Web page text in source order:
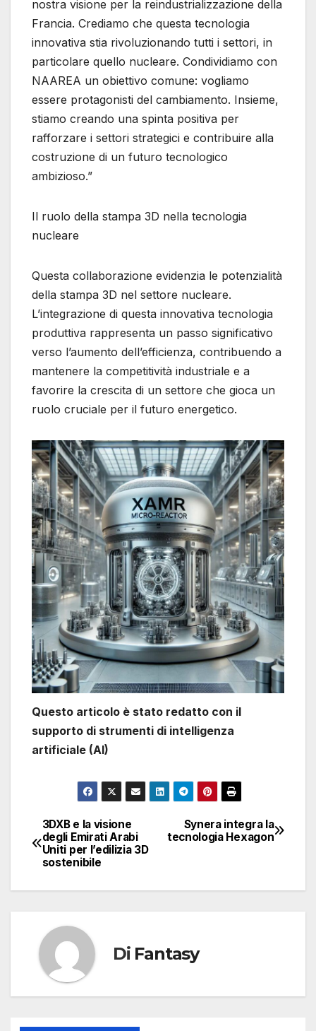
nostra visione per la reindustrializzazione della
Francia. Crediamo che questa tecnologia
innovativa stia rivoluzionando tutti i settori, in
particolare quello nucleare. Condividiamo con
NAAREA un obiettivo comune: vogliamo
essere protagonisti del cambiamento. Insieme,
stiamo creando una spinta positiva per
rafforzare i settori strategici e contribuire alla
costruzione di un futuro tecnologico
ambizioso.”
Il ruolo della stampa 3D nella tecnologia
nucleare
Questa collaborazione evidenzia le potenzialità
della stampa 3D nel settore nucleare.
L’integrazione di questa innovativa tecnologia
produttiva rappresenta un passo significativo
verso l’aumento dell’efficienza, contribuendo a
mantenere la competitività industriale e a
favorire la crescita di un settore che gioca un
ruolo cruciale per il futuro energetico.
Questo articolo è stato redatto con il
supporto di strumenti di intelligenza
artificiale (AI)
Navigazione
articoli
Synera integra la
tecnologia Hexagon
3DXB e la visione
degli Emirati Arabi
Uniti per l’edilizia 3D
sostenibile
Di Fantasy